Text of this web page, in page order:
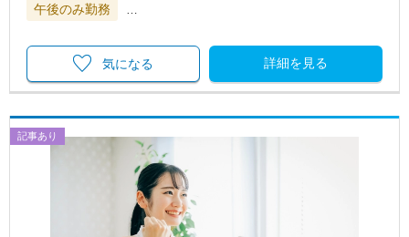
午後のみ勤務
詳細を見る
気になる
記事あり